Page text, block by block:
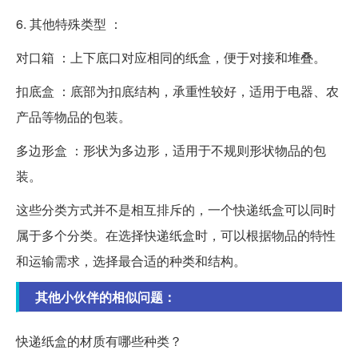
6. 其他特殊类型 ：
对口箱 ：上下底口对应相同的纸盒，便于对接和堆叠。
扣底盒 ：底部为扣底结构，承重性较好，适用于电器、农
产品等物品的包装。
多边形盒 ：形状为多边形，适用于不规则形状物品的包
装。
这些分类方式并不是相互排斥的，一个快递纸盒可以同时
属于多个分类。在选择快递纸盒时，可以根据物品的特性
和运输需求，选择最合适的种类和结构。
其他小伙伴的相似问题：
快递纸盒的材质有哪些种类？